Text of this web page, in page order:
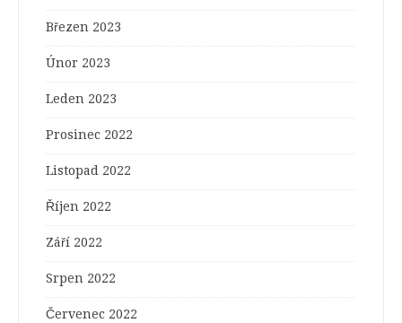
Březen 2023
Únor 2023
Leden 2023
Prosinec 2022
Listopad 2022
Říjen 2022
Září 2022
Srpen 2022
Červenec 2022